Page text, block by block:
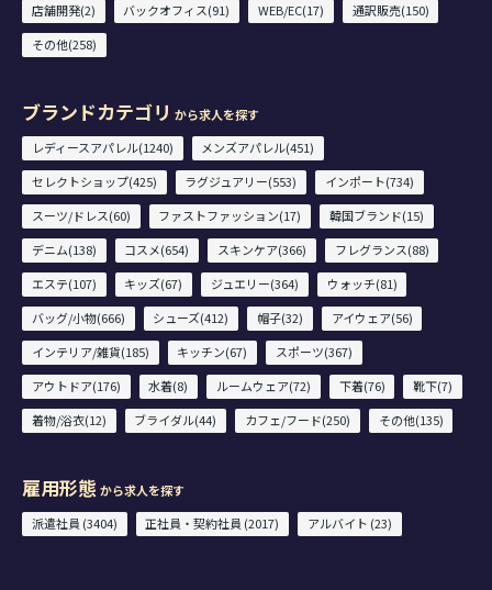
店舗開発(2)
バックオフィス(91) WEB/EC(17)
通訳販売(150)
その他(258)
ブランドカテゴリ から求人を探す
レディースアパレル(1240)
メンズアパレル(451)
セレクトショップ(425)
ラグジュアリー(553)
インポート(734)
スーツ/ドレス(60)
ファストファッション(17)
韓国ブランド(15)
デニム(138)
コスメ(654) スキンケア(366)
フレグランス(88)
エステ(107)
キッズ(67) ジュエリー(364)
ウォッチ(81)
バッグ/小物(666)
シューズ(412) 帽子(32)
アイウェア(56)
インテリア/雑貨(185)
キッチン(67)
スポーツ(367)
アウトドア(176)
水着(8) ルームウェア(72) 下着(76)
靴下(7)
着物/浴衣(12)
ブライダル(44) カフェ/フード(250) その他(135)
雇用形態 から求人を探す
派遣社員 (3404)
正社員・契約社員 (2017) アルバイト (23)